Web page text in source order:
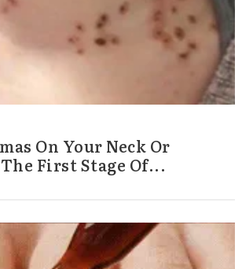
On Your Neck Or
First Stage Of...